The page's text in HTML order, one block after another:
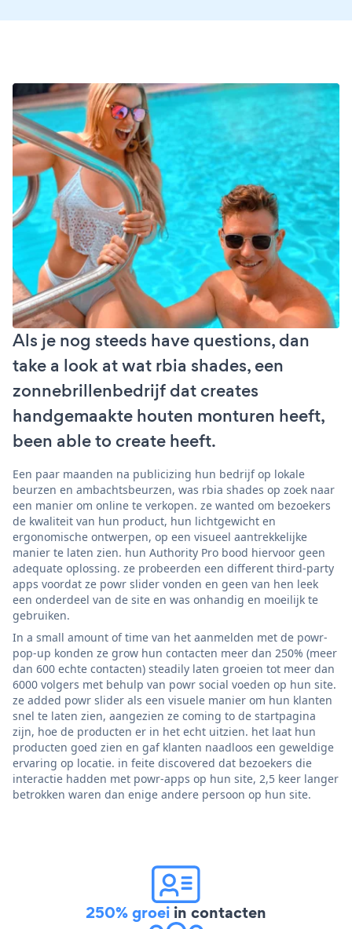
Als je nog steeds have questions, dan
take a look at wat rbia shades, een
zonnebrillenbedrijf dat creates
handgemaakte houten monturen heeft,
been able to create heeft.
Een paar maanden na publicizing hun bedrijf op lokale
beurzen en ambachtsbeurzen, was rbia shades op zoek naar
een manier om online te verkopen. ze wanted om bezoekers
de kwaliteit van hun product, hun lichtgewicht en
ergonomische ontwerpen, op een visueel aantrekkelijke
manier te laten zien. hun Authority Pro bood hiervoor geen
adequate oplossing. ze probeerden een different third-party
apps voordat ze powr slider vonden en geen van hen leek
een onderdeel van de site en was onhandig en moeilijk te
gebruiken.
In a small amount of time van het aanmelden met de powr-
pop-up konden ze grow hun contacten meer dan 250% (meer
dan 600 echte contacten) steadily laten groeien tot meer dan
6000 volgers met behulp van powr social voeden op hun site.
ze added powr slider als een visuele manier om hun klanten
snel te laten zien, aangezien ze coming to de startpagina
zijn, hoe de producten er in het echt uitzien. het laat hun
producten goed zien en gaf klanten naadloos een geweldige
ervaring op locatie. in feite discovered dat bezoekers die
interactie hadden met powr-apps op hun site, 2,5 keer langer
betrokken waren dan enige andere persoon op hun site.
250% groei in contacten